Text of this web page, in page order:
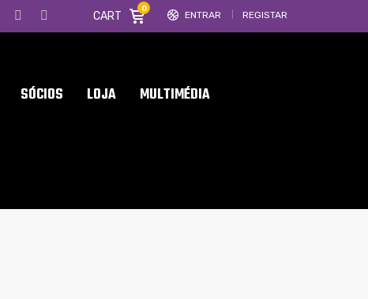
ENTRAR REGISTAR
CART
0
SÓCIOS LOJA MULTIMÉDIA